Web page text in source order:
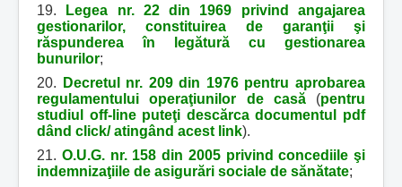
19.
Legea nr. 22 din 1969 privind angajarea
gestionarilor, constituirea de garanţii şi
răspunderea în legătură cu gestionarea
bunurilor;
20.
Decretul nr. 209 din 1976 pentru aprobarea
regulamentului operaţiunilor de casă(pentru
studiul off-line puteţi descărca documentul pdf
dând click/ atingând acest link).
21. O.U.G. nr. 158 din 2005 privind concediile şi
indemnizaţiile de asigurări sociale de sănătate;